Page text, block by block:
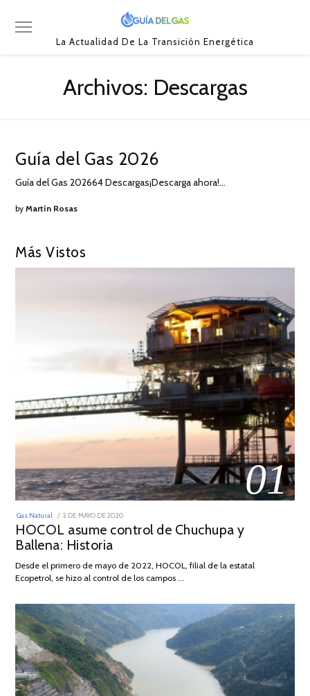
La Actualidad De La Transición Energética
Archivos: Descargas
Guía del Gas 2026
Guía del Gas 202664 Descargas¡Descarga ahora!…
byMartín Rosas
Más Vistos
01
Gas Natural
POSTED
2 DE MAYO DE 2020
DE
FEBRERO
HOCOL asume control de Chuchupa y
Ballena: Historia
Desde el primero de mayo de 2022, HOCOL, filial de la estatal
Ecopetrol, se hizo al control de los campos …